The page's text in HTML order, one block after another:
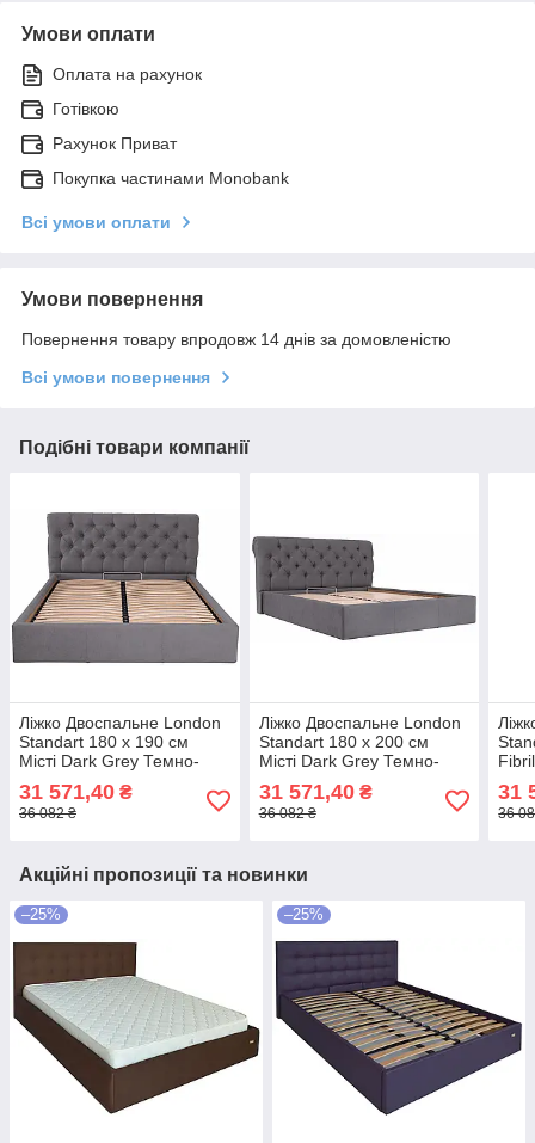
Умови оплати
Оплата на рахунок
Готівкою
Рахунок Приват
Покупка частинами Monobank
Всі умови оплати
Умови повернення
Повернення товару впродовж 14 днів за домовленістю
Всі умови повернення
Подібні товари компанії
Ліжко Двоспальне London
Standart 180 х 190 см
Місті Dark Grey Темно-
сірий
31 571,40 ₴
36 082 ₴
Ліжко Двоспальне London
Standart 180 х 200 см
Місті Dark Grey Темно-
сірий
31 571,40₴
36 082 ₴
31
36
Акційні пропозиції та новинки
–25% –25%